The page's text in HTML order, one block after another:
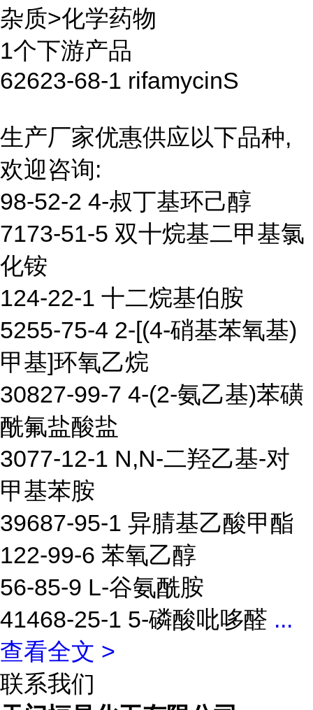
杂质>化学药物
1个下游产品
62623-68-1 rifamycinS
生产厂家优惠供应以下品种,
欢迎咨询:
98-52-2 4-叔丁基环己醇
7173-51-5 双十烷基二甲基氯
化铵
124-22-1 十二烷基伯胺
5255-75-4 2-[(4-硝基苯氧基)
甲基]环氧乙烷
30827-99-7 4-(2-氨乙基)苯磺
酰氟盐酸盐
3077-12-1 N,N-二羟乙基-对
甲基苯胺
39687-95-1 异腈基乙酸甲酯
122-99-6 苯氧乙醇
56-85-9 L-谷氨酰胺
41468-25-1 5-磷酸吡哆醛 ...
查看全文 >
联系我们